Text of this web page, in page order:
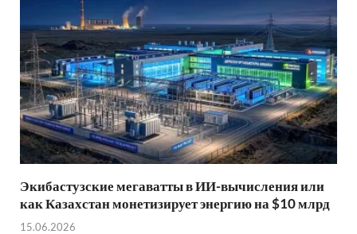
Экибастузские мегаватты в ИИ-вычисления или
как Казахстан монетизирует энергию на $10 млрд
15.06.2026